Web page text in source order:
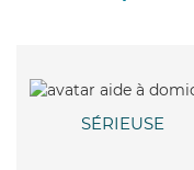
SÉRIEUSE